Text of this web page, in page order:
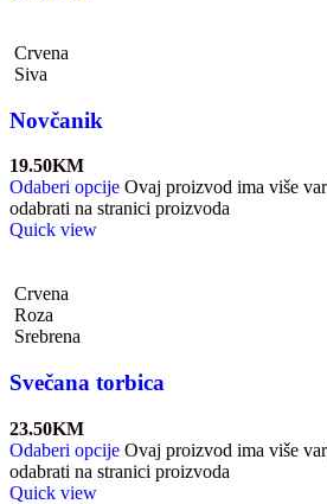
Crvena
Siva
Novčanik
19.50KM
Odaberi opcije Ovaj proizvod ima više
odabrati na stranici proizvoda
Quick view
Crvena
Roza
Srebrena
Svečana torbica
23.50KM
Odaberi opcije Ovaj proizvod ima više
odabrati na stranici proizvoda
Quick view